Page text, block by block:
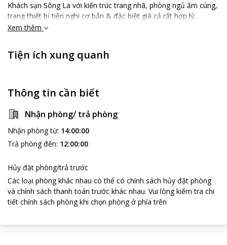
Khách sạn Sông La với kiến trúc trang nhã, phòng ngủ ấm cúng,
trang thiết bị tiện nghi cơ bản & đặc biệt giá cả rất hợp lý.
Xem thêm
Tiện ích xung quanh
Thông tin cần biết
Nhận phòng/ trả phòng
Nhận phòng từ: 14:00:00
Trả phòng đến: 12:00:00
Hủy đặt phòng/trả trước
Các loại phòng khác nhau có thể có chính sách hủy đặt phòng
và chính sách thanh toán trước khác nhau. Vui lòng kiểm tra chi
tiết chính sách phòng khi chọn phòng ở phía trên